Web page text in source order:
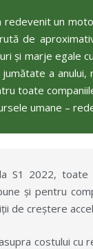
redevenit un
de
și marje egale
a
toate
umane –
S1 2022,
și pentru
de creștere
costului